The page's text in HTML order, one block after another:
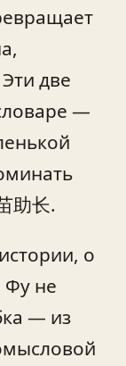
две
—
助长.
о
Фу не
— из